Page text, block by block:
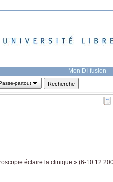
Mon DI-fusion
partout
éclaire la clinique » (6-